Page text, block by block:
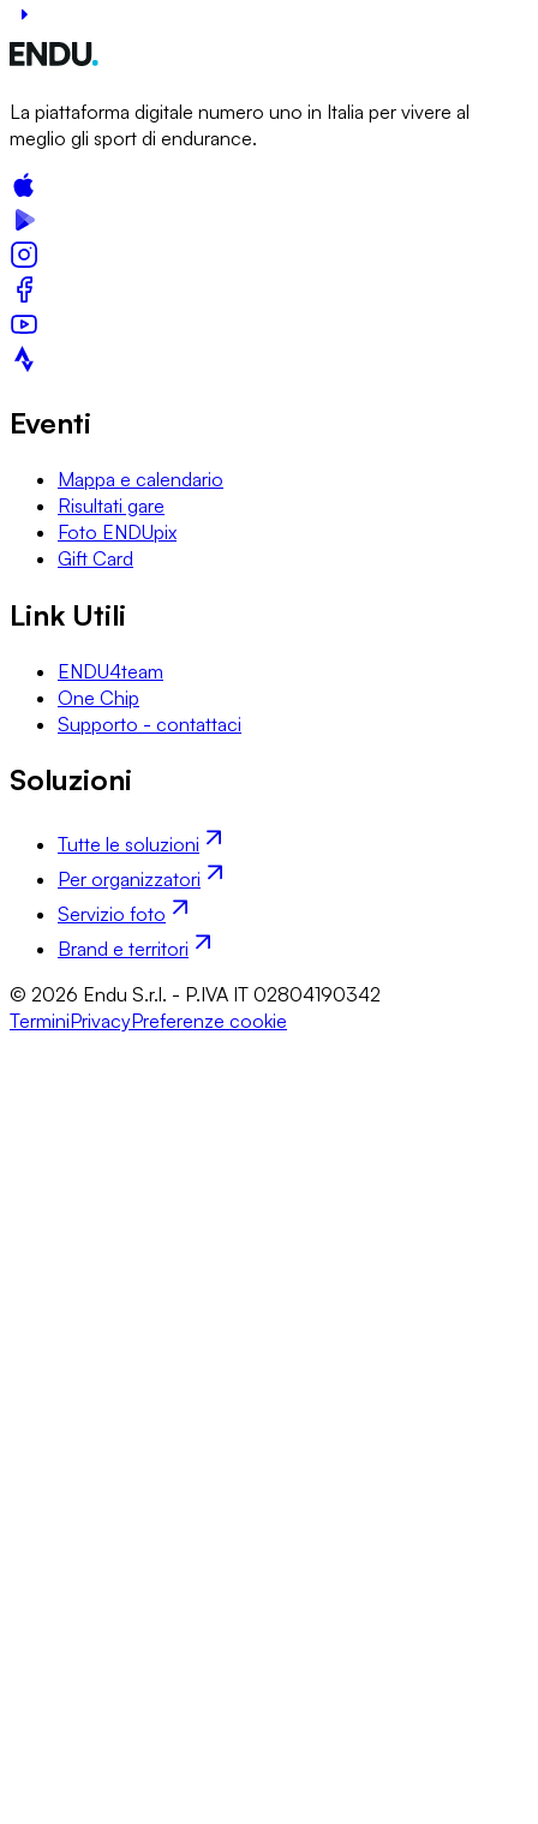
La piattaforma digitale numero uno in Italia per vivere al
meglio gli sport di endurance.
Eventi
Mappa e calendario
Risultati gare
Foto ENDUpix
Gift Card
Link Utili
ENDU4team
One Chip
Supporto - contattaci
Soluzioni
Tutte le soluzioni
Per organizzatori
Servizio foto
Brand e territori
© 2026 Endu S.r.l. - P.IVA IT 02804190342
TerminiPrivacyPreferenze cookie